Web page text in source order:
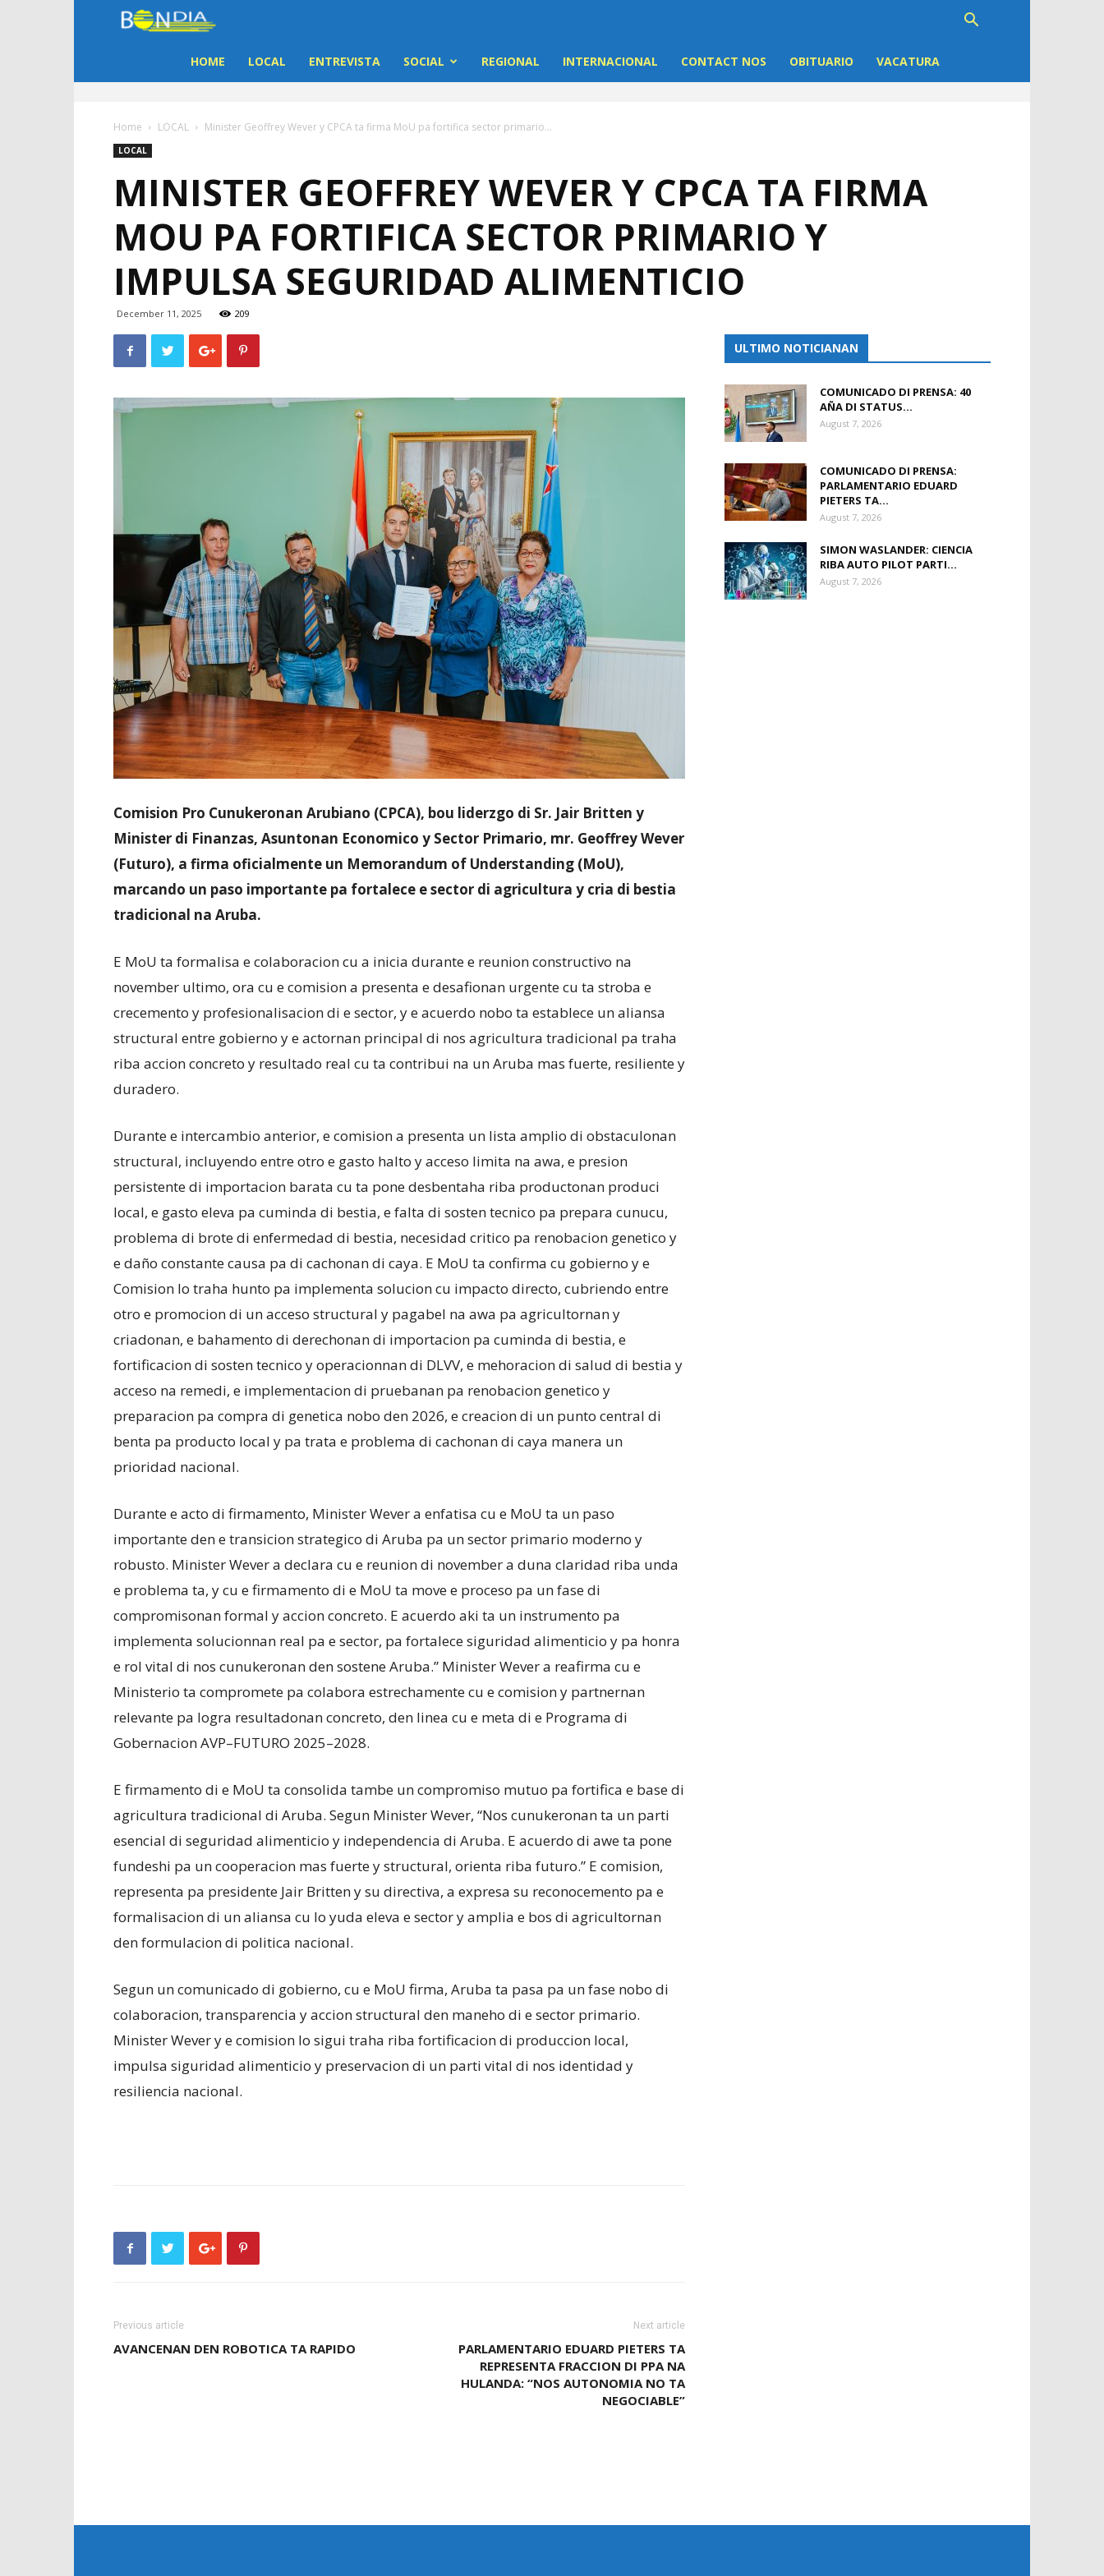
Dia
Noticia
di
Aruba
HOME LOCAL ENTREVISTA SOCIAL REGIONAL INTERNACIONAL CONTACT NOS OBITUARIO VACATURA
Home LOCAL Minister Geoffrey Wever y CPCA ta firma MoU pa fortifica sector primario...
LOCAL
MINISTER GEOFFREY WEVER Y CPCA TA FIRMA
MOU PA FORTIFICA SECTOR PRIMARIO Y
IMPULSA SEGURIDAD ALIMENTICIO
December 11, 2025 209
Comision Pro Cunukeronan Arubiano (CPCA), bou liderzgo di Sr. Jair Britten y
Minister di Finanzas, Asuntonan Economico y Sector Primario, mr. Geoffrey Wever
(Futuro), a firma oficialmente un Memorandum of Understanding (MoU),
marcando un paso importante pa fortalece e sector di agricultura y cria di bestia
tradicional na Aruba.
E MoU ta formalisa e colaboracion cu a inicia durante e reunion constructivo na
november ultimo, ora cu e comision a presenta e desafionan urgente cu ta stroba e
crecemento y profesionalisacion di e sector, y e acuerdo nobo ta establece un aliansa
structural entre gobierno y e actornan principal di nos agricultura tradicional pa traha
riba accion concreto y resultado real cu ta contribui na un Aruba mas fuerte, resiliente y
duradero.
Durante e intercambio anterior, e comision a presenta un lista amplio di obstaculonan
structural, incluyendo entre otro e gasto halto y acceso limita na awa, e presion
persistente di importacion barata cu ta pone desbentaha riba productonan produci
local, e gasto eleva pa cuminda di bestia, e falta di sosten tecnico pa prepara cunucu,
problema di brote di enfermedad di bestia, necesidad critico pa renobacion genetico y
e daño constante causa pa di cachonan di caya. E MoU ta confirma cu gobierno y e
Comision lo traha hunto pa implementa solucion cu impacto directo, cubriendo entre
otro e promocion di un acceso structural y pagabel na awa pa agricultornan y
criadonan, e bahamento di derechonan di importacion pa cuminda di bestia, e
fortificacion di sosten tecnico y operacionnan di DLVV, e mehoracion di salud di bestia y
acceso na remedi, e implementacion di pruebanan pa renobacion genetico y
preparacion pa compra di genetica nobo den 2026, e creacion di un punto central di
benta pa producto local y pa trata e problema di cachonan di caya manera un
prioridad nacional.
Durante e acto di firmamento, Minister Wever a enfatisa cu e MoU ta un paso
importante den e transicion strategico di Aruba pa un sector primario moderno y
robusto. Minister Wever a declara cu e reunion di november a duna claridad riba unda
e problema ta, y cu e firmamento di e MoU ta move e proceso pa un fase di
compromisonan formal y accion concreto. E acuerdo aki ta un instrumento pa
implementa solucionnan real pa e sector, pa fortalece siguridad alimenticio y pa honra
e rol vital di nos cunukeronan den sostene Aruba.” Minister Wever a reafirma cu e
Ministerio ta compromete pa colabora estrechamente cu e comision y partnernan
relevante pa logra resultadonan concreto, den linea cu e meta di e Programa di
Gobernacion AVP–FUTURO 2025–2028.
E firmamento di e MoU ta consolida tambe un compromiso mutuo pa fortifica e base di
agricultura tradicional di Aruba. Segun Minister Wever, “Nos cunukeronan ta un parti
esencial di seguridad alimenticio y independencia di Aruba. E acuerdo di awe ta pone
fundeshi pa un cooperacion mas fuerte y structural, orienta riba futuro.” E comision,
representa pa presidente Jair Britten y su directiva, a expresa su reconocemento pa e
formalisacion di un aliansa cu lo yuda eleva e sector y amplia e bos di agricultornan
den formulacion di politica nacional.
Segun un comunicado di gobierno, cu e MoU firma, Aruba ta pasa pa un fase nobo di
colaboracion, transparencia y accion structural den maneho di e sector primario.
Minister Wever y e comision lo sigui traha riba fortificacion di produccion local,
impulsa siguridad alimenticio y preservacion di un parti vital di nos identidad y
resiliencia nacional.
Previous article
AVANCENAN DEN ROBOTICA TA RAPIDO
Next article
PARLAMENTARIO EDUARD PIETERS TA
REPRESENTA FRACCION DI PPA NA
HULANDA: “NOS AUTONOMIA NO TA
NEGOCIABLE”
ULTIMO NOTICIANAN
COMUNICADO DI PRENSA: 40
AÑA DI STATUS...
August 7, 2026
COMUNICADO DI PRENSA:
PARLAMENTARIO EDUARD
PIETERS TA...
August 7, 2026
SIMON WASLANDER: CIENCIA
RIBA AUTO PILOT PARTI...
August 7, 2026